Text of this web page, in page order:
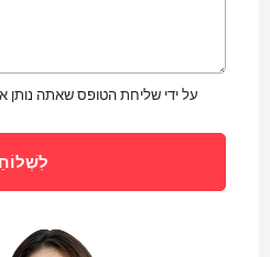
*על ידי שליחת הטופס שאתה נותן